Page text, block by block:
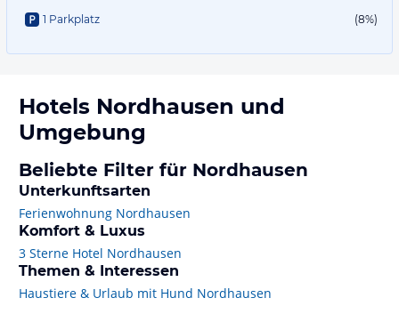
1 Parkplatz (8%)
Hotels Nordhausen und
Umgebung
Beliebte Filter für Nordhausen
Unterkunftsarten
Ferienwohnung Nordhausen
Komfort & Luxus
3 Sterne Hotel Nordhausen
Themen & Interessen
Haustiere & Urlaub mit Hund Nordhausen